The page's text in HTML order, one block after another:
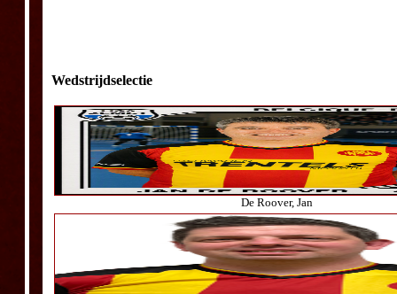
Wedstrijdselectie
De Roover, Jan